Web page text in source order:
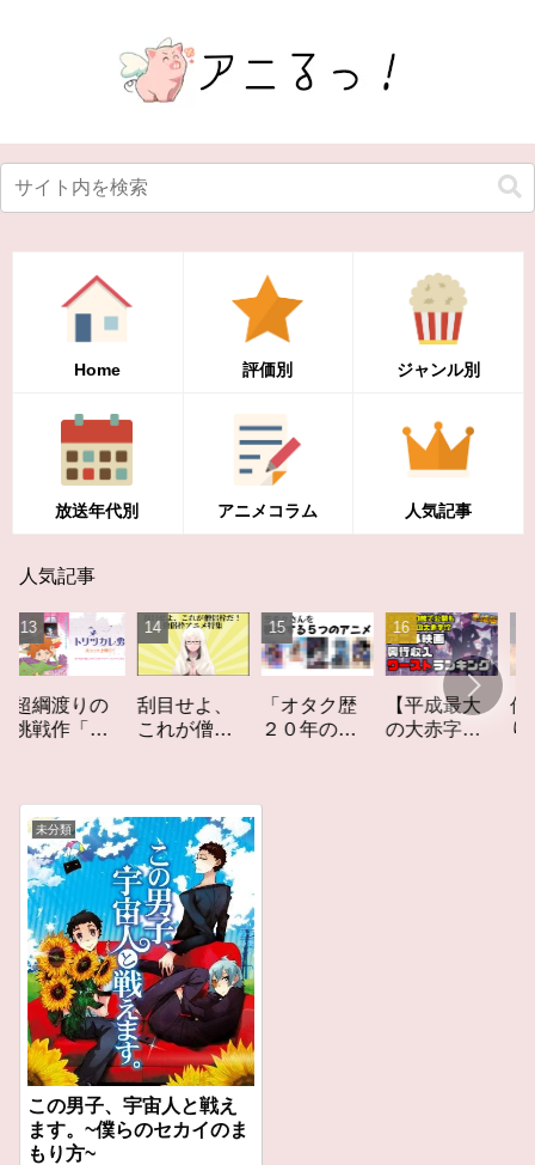
Home 評価別 ジャンル別
放送年代別 アニメコラム 人気記事
人気記事
りの
「ト
刮目せよ、
これが僧侶
メ」特集ア
ニメコラム
「オタク歴
２０年の私
メ」アニメ
コラム #私を
構成する5つ
のアニメ
【平成最大
の大赤字】
作家性
りかす
未分類
この男子、宇宙人と戦え
ます。~僕らのセカイのま
もり方~